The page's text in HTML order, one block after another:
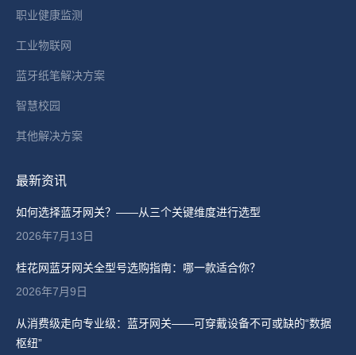
职业健康监测
工业物联网
蓝牙纸笔解决方案
智慧校园
其他解决方案
最新资讯
如何选择蓝牙网关？——从三个关键维度进行选型
2026年7月13日
桂花网蓝牙网关全型号选购指南：哪一款适合你？
2026年7月9日
从消费级走向专业级：蓝牙网关——可穿戴设备不可或缺的“数据
枢纽”